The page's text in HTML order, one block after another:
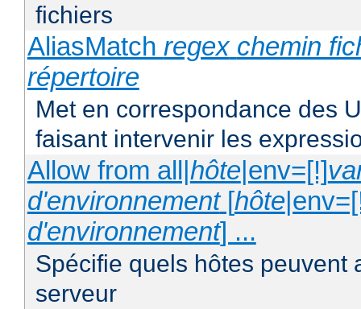
fichiers
AliasMatch regex chemin
répertoire
Met en correspondance des
faisant intervenir les
Allow from all|hôte|env=[!]
d'environnement[hôte
d'environnement] ...
Spécifie quels hôtes peuvent
serveur